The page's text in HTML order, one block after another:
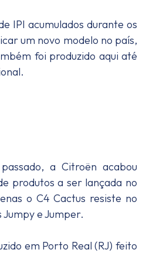
IPI acumulados durante os
um novo modelo no país,
foi produzido aqui até
a Citroën acabou
produtos a ser lançada no
o C4 Cactus resiste no
e Jumper.
em Porto Real (RJ) feito